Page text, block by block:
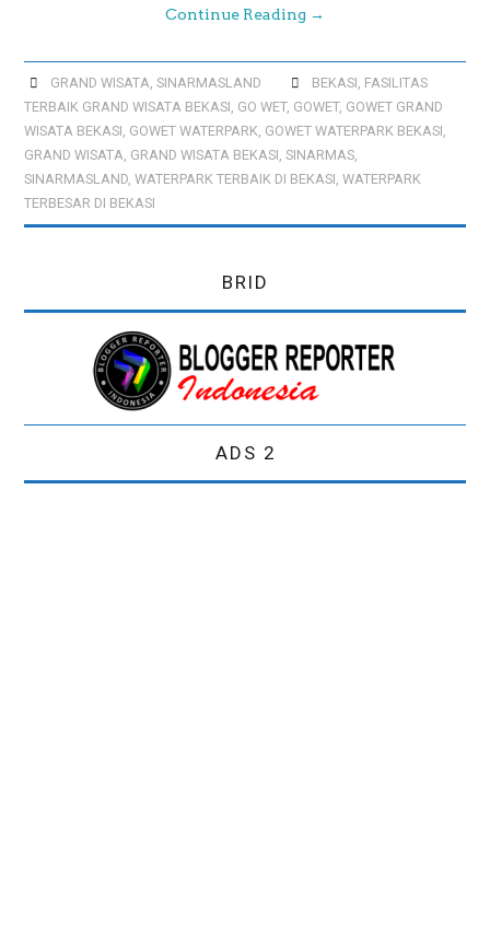
PREWEDDING
Continue Reading →
GRAND WISATA SINARMASLAND BEKASI FASILITAS
TERBAIK GRAND WISATA BEKASI GO WET, GOWET, GOWET GRAND
WISATA BEKASI GOWET WATERPARK GOWET WATERPARK BEKASI
GRAND WISATA GRAND WISATA BEKASI ,SINARMAS
SINARMASLAND ,WATERPARK TERBAIK DI BEKASI ,WATERPARK
TERBESAR DI BEKASI
BRID
ADS 2